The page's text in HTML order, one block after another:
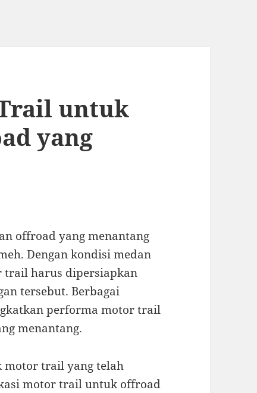
untuk
yang
offroad yang menantang
Dengan kondisi medan
trail harus dipersiapkan
tersebut. Berbagai
performa motor trail
menantang.
motor trail yang telah
motor trail untuk offroad